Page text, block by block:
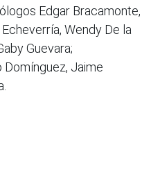
Edgar Bracamonte,
Wendy De la
Guevara;
Domínguez, Jaime